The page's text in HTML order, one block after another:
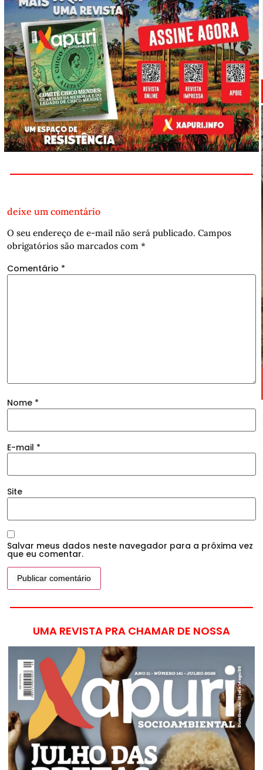
deixe um comentário
O seu endereço de e-mail não será publicado. Campos
obrigatórios são marcados com *
Comentário *
Nome *
E-mail *
Site
Salvar meus dados neste navegador para a próxima vez
que eu comentar.
UMA REVISTA PRA CHAMAR DE NOSSA